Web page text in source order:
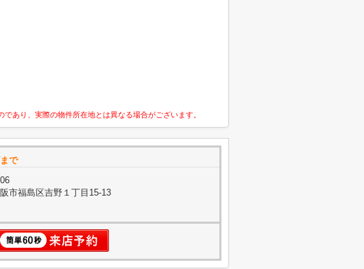
あり、実際の物件所在地とは異なる場合がございます。
で
市福島区吉野１丁目15-13